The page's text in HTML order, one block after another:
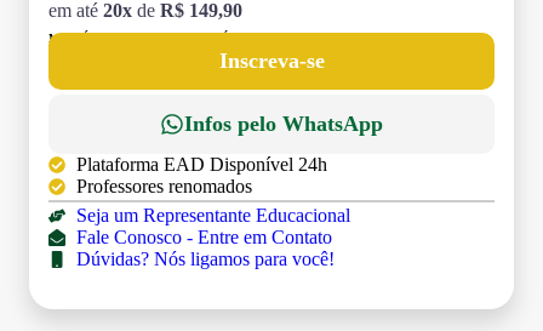
em até 20x de R$ 149,90
MATRÍCULA:
Inscreva-se
Infos pelo WhatsApp
Plataforma EAD Disponível 24h
Professores renomados
Seja um Representante Educacional
Fale Conosco - Entre em Contato
Dúvidas? Nós ligamos para você!